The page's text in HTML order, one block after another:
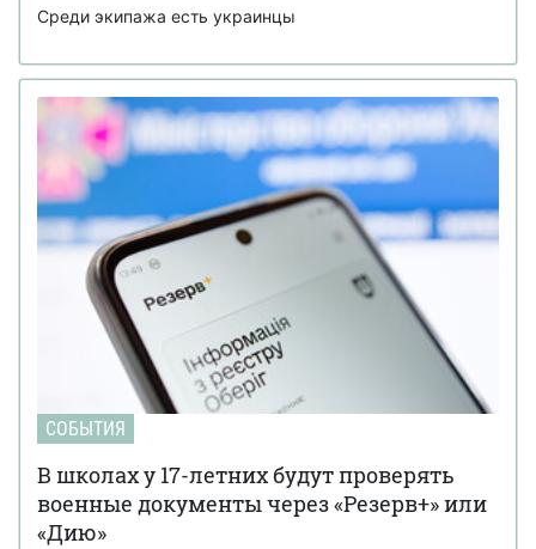
Среди экипажа есть украинцы
СОБЫТИЯ
В школах у 17-летних будут проверять
военные документы через «Резерв+» или
«Дию»